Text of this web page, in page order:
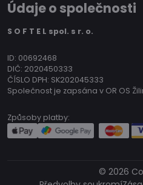
Údaje o společnosti
S O F T E L spol. s r. o.
ID: 00692468
DIČ: 2020450333
ČÍSLO DPH: SK202045333
Společnost je zapsána v OR OS
Způsoby platby:
© 2026